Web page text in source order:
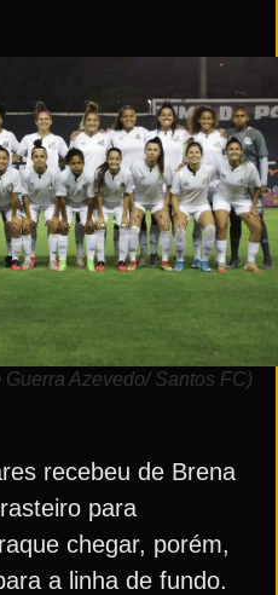
Azevedo/ Santos FC)
recebeu de Brena
para
chegar, porém,
a linha de fundo.